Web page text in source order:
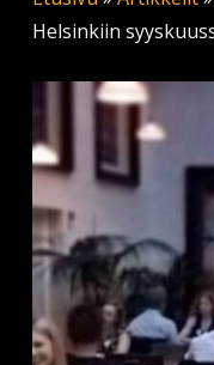
Helsinkiin